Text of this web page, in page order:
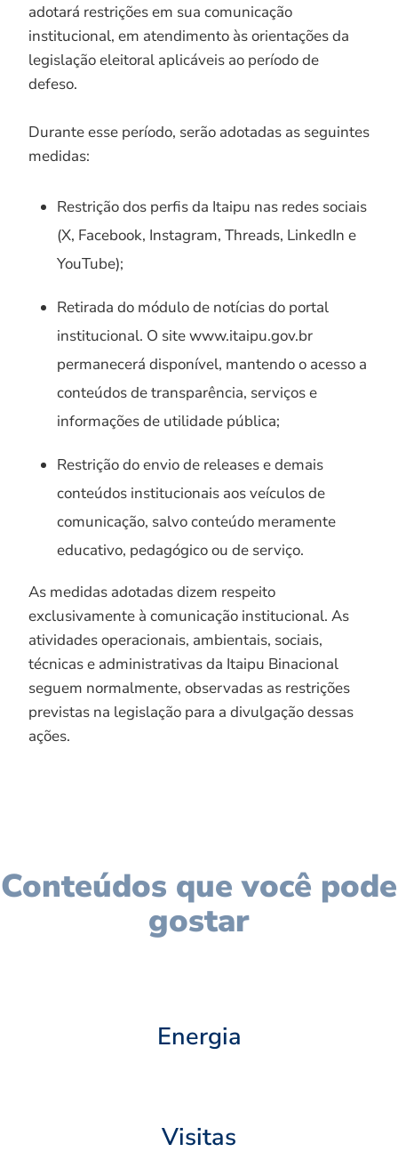
adotará restrições em sua comunicação
institucional, em atendimento às orientações da
legislação eleitoral aplicáveis ao período de
defeso.
Durante esse período, serão adotadas as seguintes
medidas:
Restrição dos perfis da Itaipu nas redes sociais
(X, Facebook, Instagram, Threads, LinkedIn e
YouTube);
Retirada do módulo de notícias do portal
institucional. O site www.itaipu.gov.br
permanecerá disponível, mantendo o acesso a
conteúdos de transparência, serviços e
informações de utilidade pública;
Restrição do envio de releases e demais
conteúdos institucionais aos veículos de
comunicação, salvo conteúdo meramente
educativo, pedagógico ou de serviço.
As medidas adotadas dizem respeito
exclusivamente à comunicação institucional. As
atividades operacionais, ambientais, sociais,
técnicas e administrativas da Itaipu Binacional
seguem normalmente, observadas as restrições
previstas na legislação para a divulgação dessas
ações.
Conteúdos que você pode
gostar
Energia
Visitas